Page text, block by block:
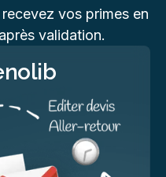
vos primes en
validation.